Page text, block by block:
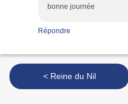
bonne journée
Répondre
< Reine du Nil